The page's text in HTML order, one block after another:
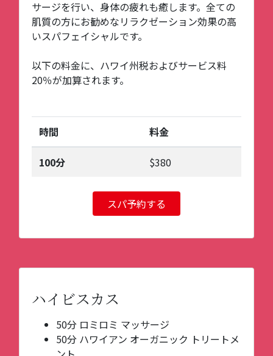
サージを行い、身体の疲れも癒します。全ての
肌質の方にお勧めなリラクゼーション効果の高
いスパフェイシャルです。
以下の料金に、ハワイ州税およびサービス料
20％が加算されます。
時間 料金
100分 $380
スパ予約する
ハイビスカス
50分 ロミロミ マッサージ
50分 ハワイアン オーガニック トリートメ